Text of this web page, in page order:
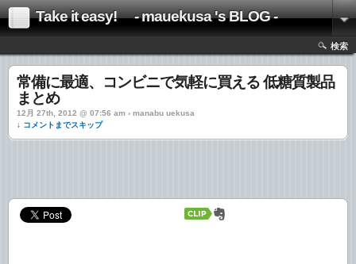
Take it easy! - mauekusa 's BLOG -
検索
常備に最適、コンビニで気軽に買える 低糖質製品
まとめ
12月 27th, 2012 @ 07:56 am › manabu uekusa
↓ コメントまでスキップ